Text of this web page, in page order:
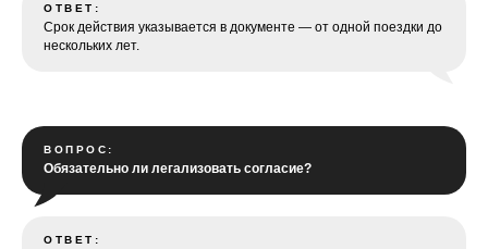
ОТВЕТ:
Срок действия указывается в документе — от одной поездки до
нескольких лет.
ВОПРОС:
Обязательно ли легализовать согласие?
ОТВЕТ: